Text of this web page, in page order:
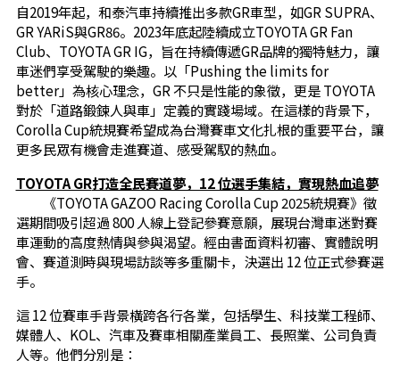
自2019年起，和泰汽車持續推出多款GR車型，如GR SUPRA、
GR YARiS與GR86。2023年底起陸續成立TOYOTA GR Fan
Club、TOYOTA GR IG，旨在持續傳遞GR品牌的獨特魅力，讓
車迷們享受駕駛的樂趣。以「Pushing the limits for
better」為核心理念，GR 不只是性能的象徵，更是 TOYOTA
對於「道路鍛鍊人與車」定義的實踐場域。在這樣的背景下，
Corolla Cup統規賽希望成為台灣賽車文化扎根的重要平台，讓
更多民眾有機會走進賽道、感受駕馭的熱血。
TOYOTA GR打造全民賽道夢，12 位選手集結，實現熱血追夢
《TOYOTA GAZOO Racing Corolla Cup 2025統規賽》徵
選期間吸引超過 800 人線上登記參賽意願，展現台灣車迷對賽
車運動的高度熱情與參與渴望。經由書面資料初審、實體說明
會、賽道測時與現場訪談等多重關卡，決選出 12 位正式參賽選
手。
這 12 位賽車手背景橫跨各行各業，包括學生、科技業工程師、
媒體人、KOL、汽車及賽車相關產業員工、長照業、公司負責
人等。他們分別是：